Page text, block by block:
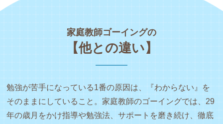
家庭教師ゴーイングの
【他との違い】
勉強が苦手になっている1番の原因は、『わからない』を
そのままにしていること。家庭教師のゴーイングでは、29
年の歳月をかけ指導や勉強法、サポートを磨き続け、徹底